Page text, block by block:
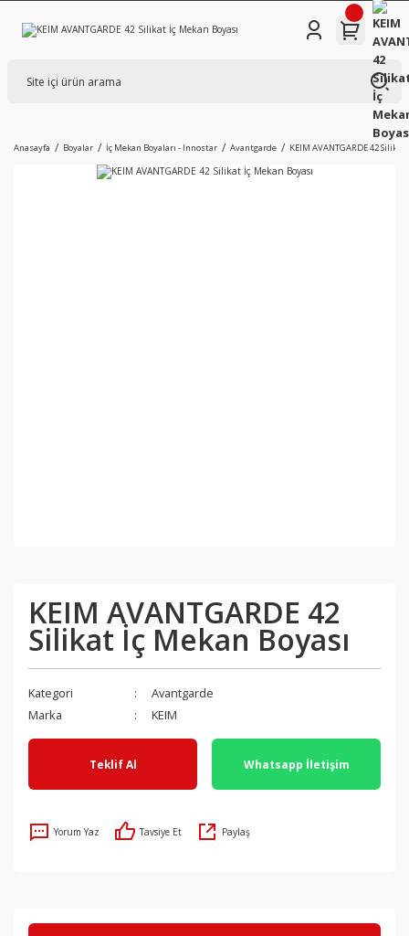
Anasayfa Boyalar İç Mekan Boyaları - Innostar Avantgarde KEIM AVANTGARDE 42 Silikat
KEIM AVANTGARDE 42
Silikat İç Mekan Boyası
Kategori
Avantgarde
Marka
KEIM
Teklif Al Whatsapp İletişim
Yorum Yaz Tavsiye Et Paylaş